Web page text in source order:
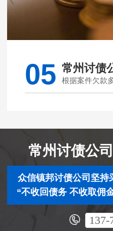
05 常州讨债
根据案件欠款
常州讨债公
众信镇邦讨债公司坚持
“不收回债务 不收取佣
137-